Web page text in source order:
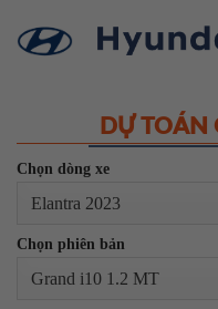
DỰ TOÁN
Chọn dòng xe
Chọn phiên bản